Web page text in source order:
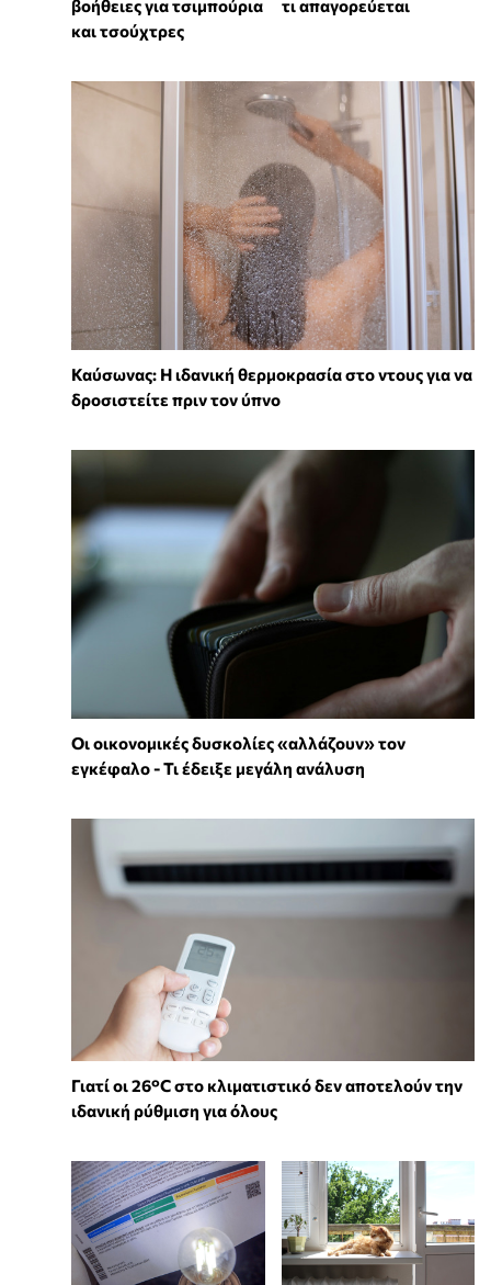
βοήθειες για τσιμπούρια
και τσούχτρες
τι απαγορεύεται
⁠Καύσωνας: Η ιδανική θερμοκρασία στο ντους για να
δροσιστείτε πριν τον ύπνο
Οι οικονομικές δυσκολίες «αλλάζουν» τον
εγκέφαλο - Τι έδειξε μεγάλη ανάλυση
Γιατί οι 26°C στο κλιματιστικό δεν αποτελούν την
ιδανική ρύθμιση για όλους